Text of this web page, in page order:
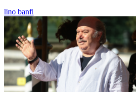
lino banfi